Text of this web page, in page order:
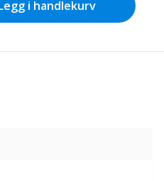
i handlekurv